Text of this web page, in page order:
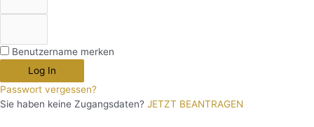
Benutzername merken
Log In
Passwort vergessen?
Sie haben keine Zugangsdaten? JETZT BEANTRAGEN